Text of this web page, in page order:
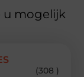
u mogelijk
(308 )